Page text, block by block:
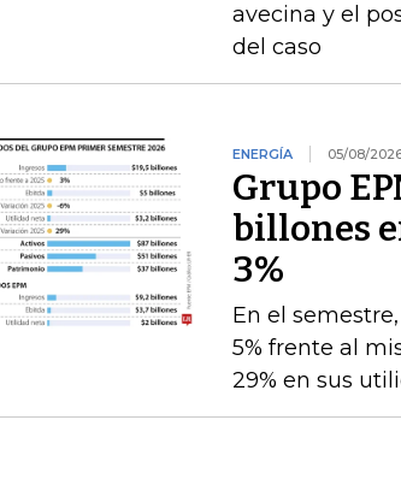
avecina y el
del caso
ENERGÍA 05/08/
Grupo
billones
3%
En el
5% frente al
29% en sus